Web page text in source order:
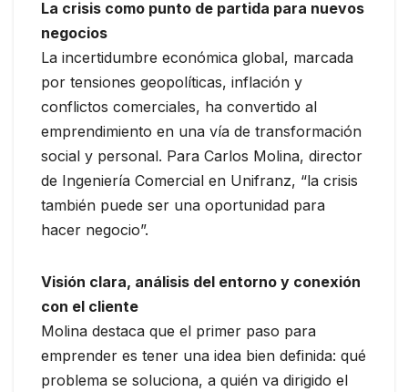
La crisis como punto de partida para nuevos
negocios
La incertidumbre económica global, marcada
por tensiones geopolíticas, inflación y
conflictos comerciales, ha convertido al
emprendimiento en una vía de transformación
social y personal. Para Carlos Molina, director
de Ingeniería Comercial en Unifranz, “la crisis
también puede ser una oportunidad para
hacer negocio”.
Visión clara, análisis del entorno y conexión
con el cliente
Molina destaca que el primer paso para
emprender es tener una idea bien definida: qué
problema se soluciona, a quién va dirigido el